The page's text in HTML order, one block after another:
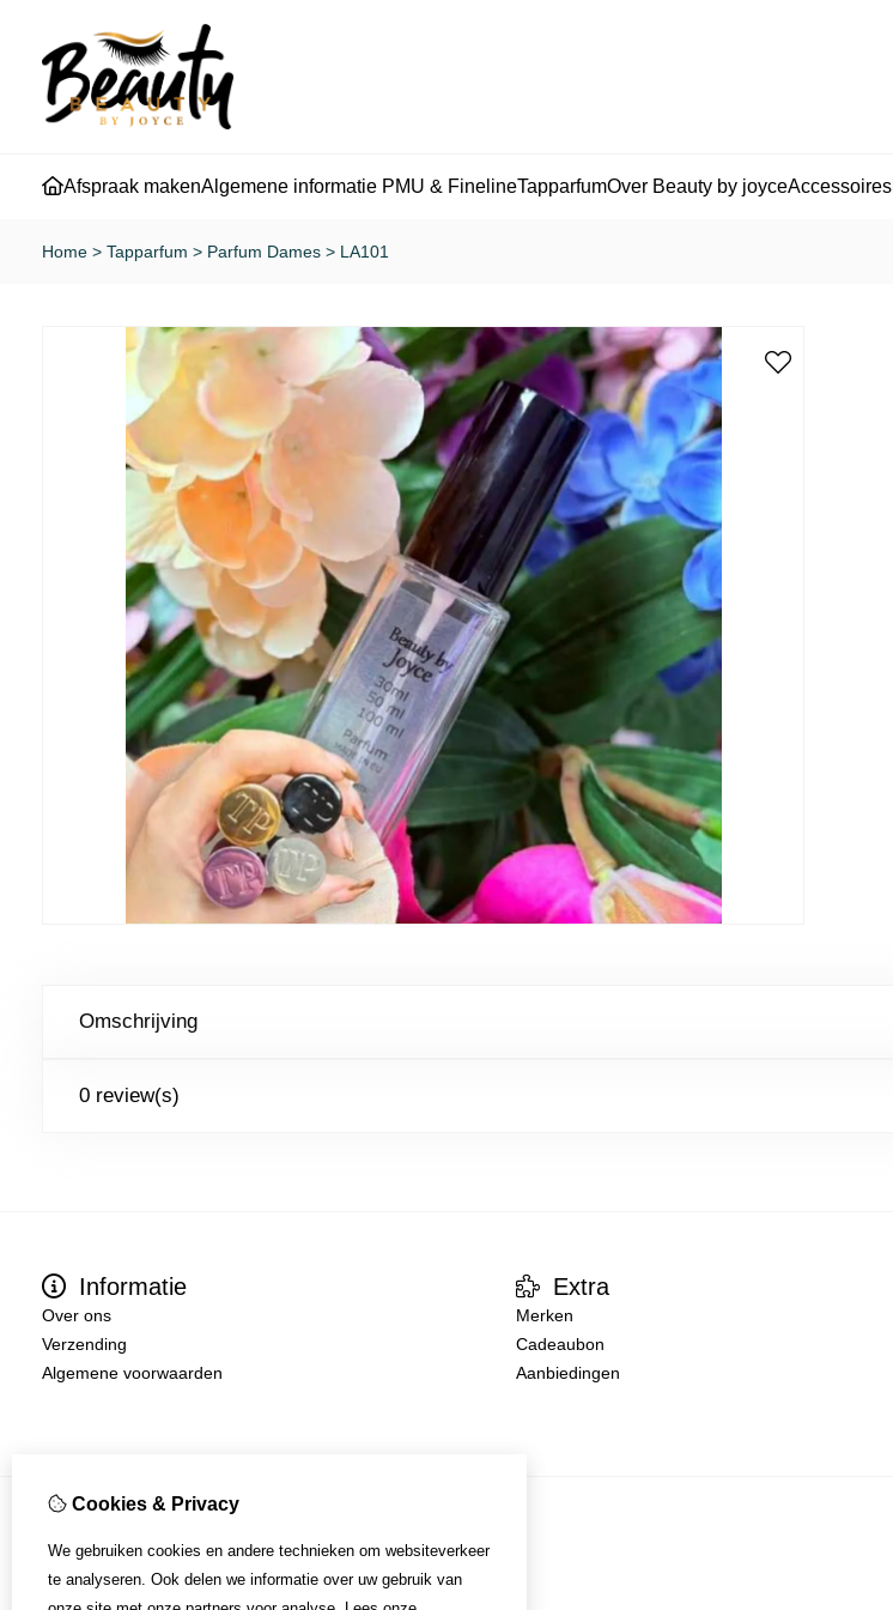
Afspraak makenAlgemene informatie PMU & FinelineTapparfumOver Beauty by joyceAccessoires
Home > Tapparfum > Parfum Dames > LA101
Omschrijving
0 review(s)
Informatie
Over ons
Verzending
Algemene voorwaarden
Extra
Merken
Cadeaubon
Aanbiedingen
Cookies & Privacy
We gebruiken cookies en andere technieken om websiteverkeer
te analyseren. Ook delen we informatie over uw gebruik van